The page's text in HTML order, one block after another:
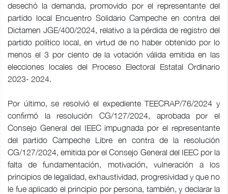
desechó la demanda, promovido por el representante del
partido local Encuentro Solidario Campeche en contra del
Dictamen JGE/400/2024, relativo a la pérdida de registro del
partido político local, en virtud de no haber obtenido por lo
menos el 3 por ciento de la votación válida emitida en las
elecciones locales del Proceso Electoral Estatal Ordinario
2023- 2024.
Por último, se resolvió el expediente TEECRAP/76/2024 y
confirmó la resolución CG/127/2024, aprobada por el
Consejo General del IEEC impugnada por el representante
del partido Campeche Libre en contra de la resolución
CG/127/2024, emitida por el Consejo General del IEEC por la
falta de fundamentación, motivación, vulneración a los
principios de legalidad, exhaustividad, progresividad y que no
le fue aplicado el principio por persona, también, y declarar la